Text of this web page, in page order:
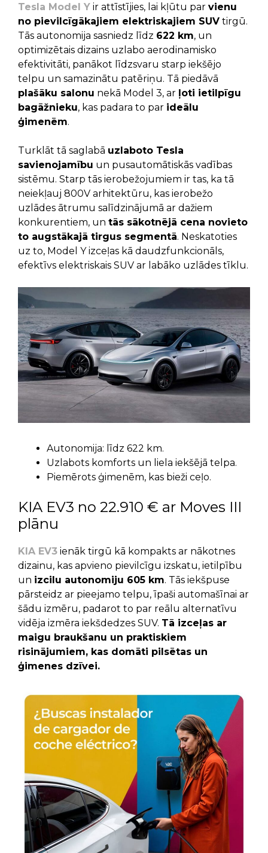
Tesla Model Y ir attīstījies, lai kļūtu par vienu
no pievilcīgākajiem elektriskajiem SUV tirgū.
Tās autonomija sasniedz līdz 622 km, un
optimizētais dizains uzlabo aerodinamisko
efektivitāti, panākot līdzsvaru starp iekšējo
telpu un samazinātu patēriņu. Tā piedāvā
plašāku salonu nekā Model 3, ar ļoti ietilpīgu
bagāžnieku, kas padara to par ideālu
ģimenēm.
Turklāt tā saglabā uzlaboto Tesla
savienojamību un pusautomātiskās vadības
sistēmu. Starp tās ierobežojumiem ir tas, ka tā
neiekļauj 800V arhitektūru, kas ierobežo
uzlādes ātrumu salīdzinājumā ar dažiem
konkurentiem, un tās sākotnējā cena novieto
to augstākajā tirgus segmentā. Neskatoties
uz to, Model Y izceļas kā daudzfunkcionāls,
efektīvs elektriskais SUV ar labāko uzlādes tīklu.
Autonomija: līdz 622 km.
Uzlabots komforts un liela iekšējā telpa.
Piemērots ģimenēm, kas bieži ceļo.
KIA EV3 no 22.910 € ar Moves III
plānu
KIA EV3 ienāk tirgū kā kompakts ar nākotnes
dizainu, kas apvieno pievilcīgu izskatu, ietilpību
un izcilu autonomiju 605 km. Tās iekšpuse
pārsteidz ar pieejamo telpu, īpaši automašīnai ar
šādu izmēru, padarot to par reālu alternatīvu
vidēja izmēra iekšdedzes SUV. Tā izceļas ar
maigu braukšanu un praktiskiem
risinājumiem, kas domāti pilsētas un
ģimenes dzīvei.